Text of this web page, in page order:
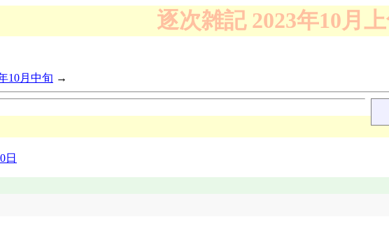
逐次雑記 2023年10月
10月中旬
日